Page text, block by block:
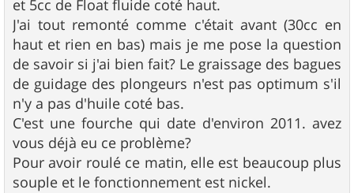
et 5cc de Float fluide coté haut.
J'ai tout remonté comme c'était avant (30cc en
haut et rien en bas) mais je me pose la question
de savoir si j'ai bien fait? Le graissage des bagues
de guidage des plongeurs n'est pas optimum s'il
n'y a pas d'huile coté bas.
C'est une fourche qui date d'environ 2011. avez
vous déjà eu ce problème?
Pour avoir roulé ce matin, elle est beaucoup plus
souple et le fonctionnement est nickel.